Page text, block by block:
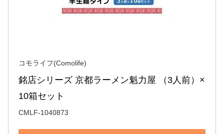
コモライフ(Comolife)
銘店シリーズ 京都ラーメン魁力屋 （3人前）×
10箱セット
CMLF-1040873